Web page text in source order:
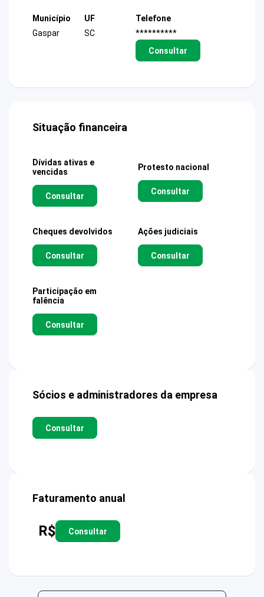
Município
Gaspar
UF
SC
Telefone
**********
Consultar
Situação financeira
Dívidas ativas e
vencidas
Consultar
Protesto nacional
Consultar
Cheques devolvidos
Consultar
Ações judiciais
Consultar
Participação em
falência
Consultar
Sócios e administradores da empresa
Consultar
Faturamento anual
R$ Consultar